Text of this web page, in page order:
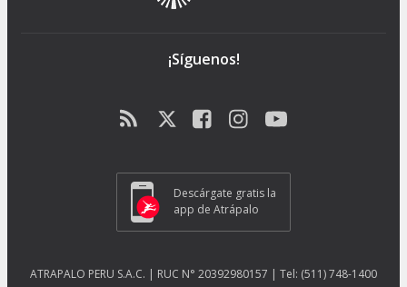
¡Síguenos!
Descárgate gratis la
app de Atrápalo
ATRAPALO PERU S.A.C. | RUC N° 20392980157 | Tel: (511) 748-1400